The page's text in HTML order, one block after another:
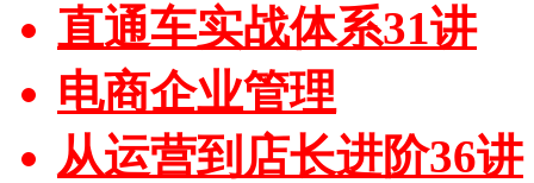
直通车实战体系31讲
电商企业管理
从运营到店长进阶36讲